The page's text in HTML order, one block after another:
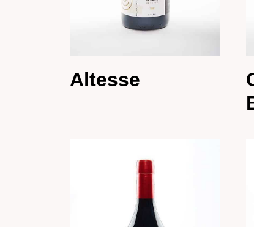
Altesse